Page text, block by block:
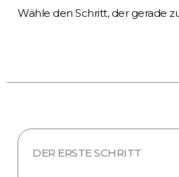
Wähle den Schritt, der gerade
DER ERSTE SCHRITT